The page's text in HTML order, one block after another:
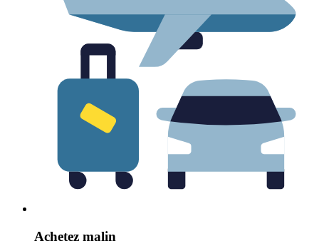
Achetez malin